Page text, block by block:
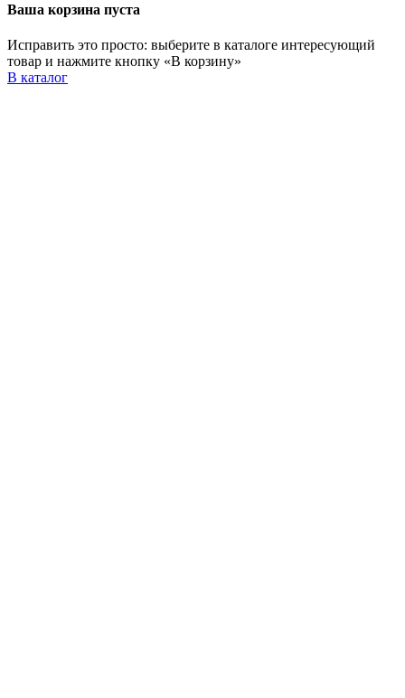
Ваша корзина пуста
Исправить это просто: выберите в каталоге интересующий
товар и нажмите кнопку «В корзину»
В каталог